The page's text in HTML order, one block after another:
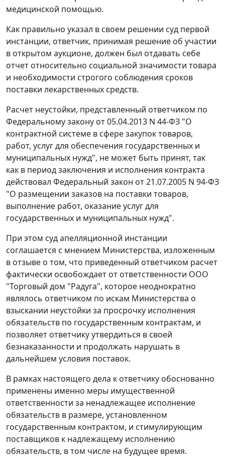
медицинской помощью.
Как правильно указал в своем решении суд первой
инстанции, ответчик, принимая решение об участии
в открытом аукционе, должен был отдавать себе
отчет относительно социальной значимости товара
и необходимости строгого соблюдения сроков
поставки лекарственных средств.
Расчет неустойки, представленный ответчиком по
Федеральному закону от 05.04.2013 N 44-ФЗ "О
контрактной системе в сфере закупок товаров,
работ, услуг для обеспечения государственных и
муниципальных нужд", не может быть принят, так
как в период заключения и исполнения контракта
действовал Федеральный закон от 21.07.2005 N 94-ФЗ
"О размещении заказов на поставки товаров,
выполнение работ, оказание услуг для
государственных и муниципальных нужд".
При этом суд апелляционной инстанции
соглашается с мнением Министерства, изложенным
в отзыве о том, что приведенный ответчиком расчет
фактически освобождает от ответственности ООО
"Торговый дом "Радуга", которое неоднократно
являлось ответчиком по искам Министерства о
взыскании неустойки за просрочку исполнения
обязательств по государственным контрактам, и
позволяет ответчику утвердиться в своей
безнаказанности и продолжать нарушать в
дальнейшем условия поставок.
В рамках настоящего дела к ответчику обоснованно
применены именно меры имущественной
ответственности за ненадлежащее исполнение
обязательств в размере, установленном
государственным контрактом, и стимулирующим
поставщиков к надлежащему исполнению
обязательств, в том числе на будущее время.